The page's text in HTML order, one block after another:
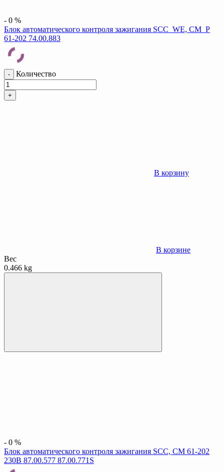
- 0 %
Блок автоматического контроля зажигания SCC_WE, CM_P
61-202 74.00.883
- Количество
+
В корзину
В корзине
Вес
0.466 kg
- 0 %
Блок автоматического контроля зажигания SCC, CM 61-202
230B 87.00.577 87.00.771S